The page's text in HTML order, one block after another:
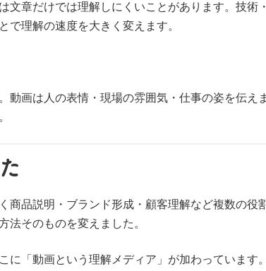
文章だけでは理解しにくいことがあります。技術
で理解の速度を大きく変えます。
画は人の表情・現場の雰囲気・仕事の姿を伝え
商品説明・ブランド形成・顧客理解など複数の役
法そのものを変えました。
に「動画という理解メディア」が加わっています